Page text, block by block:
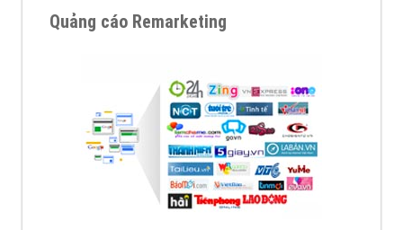
Quảng cáo Remarketing